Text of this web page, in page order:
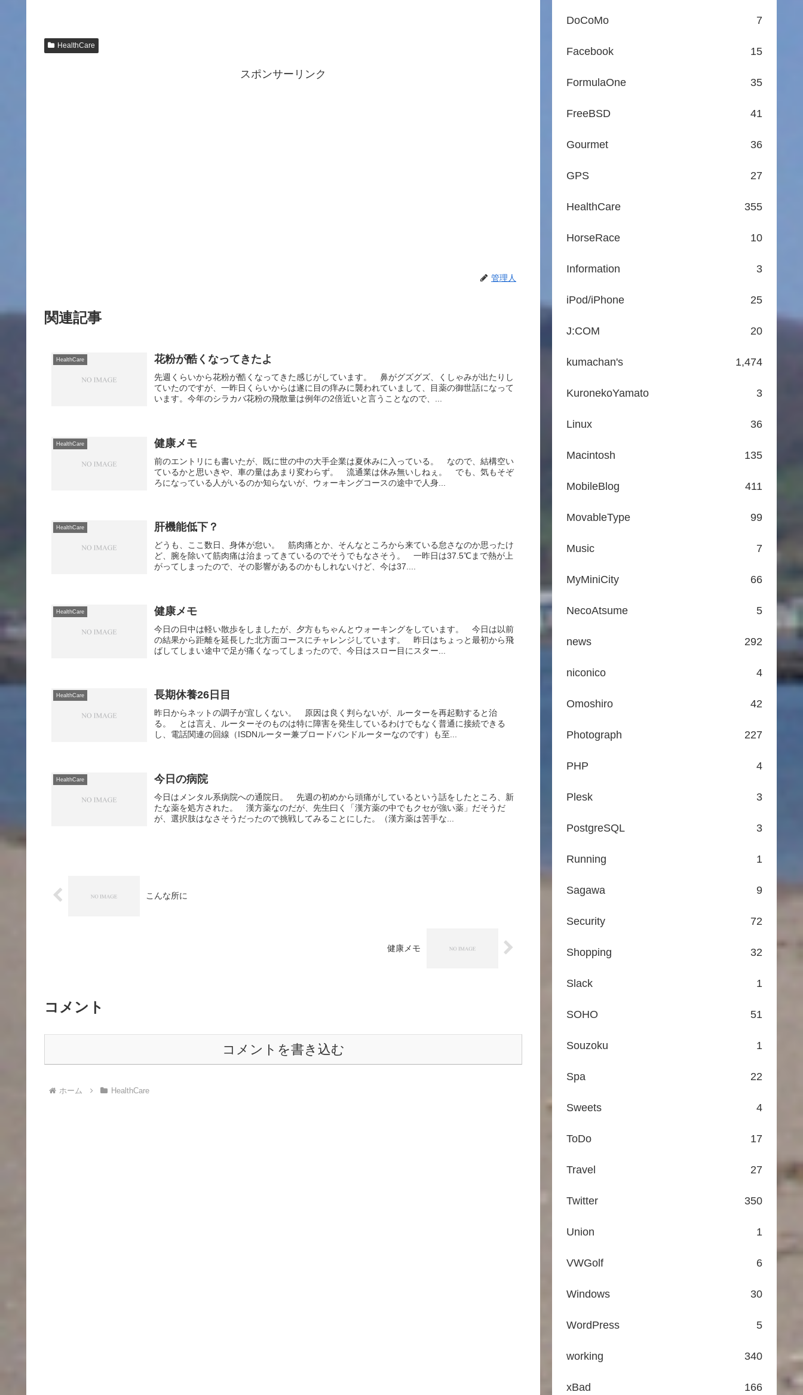
HealthCare
スポンサーリンク
管理人
関連記事
HealthCare 花粉が酷くなってきたよ
先週くらいから花粉が酷くなってきた感じがしています。 鼻がグズグズ、くしゃみが出たりし
ていたのですが、一昨日くらいからは遂に目の痒みに襲われていまして、目薬の御世話になって
います。今年のシラカバ花粉の飛散量は例年の2倍近いと言うことなので、...
HealthCare 健康メモ
前のエントリにも書いたが、既に世の中の大手企業は夏休みに入っている。 なので、結構空い
ているかと思いきや、車の量はあまり変わらず。 流通業は休み無いしねぇ。 でも、気もそぞ
ろになっている人がいるのか知らないが、ウォーキングコースの途中で人身...
HealthCare 肝機能低下？
どうも、ここ数日、身体が怠い。 筋肉痛とか、そんなところから来ている怠さなのか思ったけ
ど、腕を除いて筋肉痛は治まってきているのでそうでもなさそう。 一昨日は37.5℃まで熱が上
がってしまったので、その影響があるのかもしれないけど、今は37....
HealthCare 健康メモ
今日の日中は軽い散歩をしましたが、夕方もちゃんとウォーキングをしています。 今日は以前
の結果から距離を延長した北方面コースにチャレンジしています。 昨日はちょっと最初から飛
ばしてしまい途中で足が痛くなってしまったので、今日はスロー目にスター...
HealthCare 長期休養26日目
昨日からネットの調子が宜しくない。 原因は良く判らないが、ルーターを再起動すると治
る。 とは言え、ルーターそのものは特に障害を発生しているわけでもなく普通に接続できる
し、電話関連の回線（ISDNルーター兼ブロードバンドルーターなのです）も至...
HealthCare 今日の病院
今日はメンタル系病院への通院日。 先週の初めから頭痛がしているという話をしたところ、新
たな薬を処方された。 漢方薬なのだが、先生曰く「漢方薬の中でもクセが強い薬」だそうだ
が、選択肢はなさそうだったので挑戦してみることにした。（漢方薬は苦手な...
こんな所に
健康メモ
コメント
コメントを書き込む
ホーム HealthCare
DoCoMo 7
Facebook 15
FormulaOne 35
FreeBSD 41
Gourmet 36
GPS 27
HealthCare 355
HorseRace 10
Information 3
iPod/iPhone 25
J:COM 20
kumachan's 1,474
KuronekoYamato 3
Linux 36
Macintosh 135
MobileBlog 411
MovableType 99
Music 7
MyMiniCity 66
NecoAtsume 5
news 292
niconico 4
Omoshiro 42
Photograph 227
PHP 4
Plesk 3
PostgreSQL 3
Running 1
Sagawa 9
Security 72
Shopping 32
Slack 1
SOHO 51
Souzoku 1
Spa 22
Sweets 4
ToDo 17
Travel 27
Twitter 350
Union 1
VWGolf 6
Windows 30
WordPress 5
working 340
xBad 166